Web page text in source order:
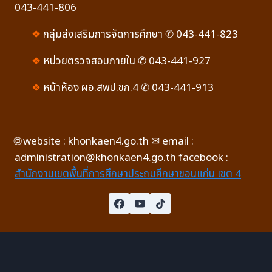
043-441-806
❖ กลุ่มส่งเสริมการจัดการศึกษา ✆ 043-441-823
❖ หน่วยตรวจสอบภายใน ✆ 043-441-927
❖ หน้าห้อง ผอ.สพป.ขก.4 ✆ 043-441-913
🌐 website : khonkaen4.go.th ✉ email :
administration@khonkaen4.go.th facebook :
สำนักงานเขตพื้นที่การศึกษาประถมศึกษาขอนแก่น เขต 4